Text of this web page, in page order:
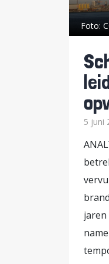
inzet
alleen
optimaal gebruik
In de
van
Foto:
jaren